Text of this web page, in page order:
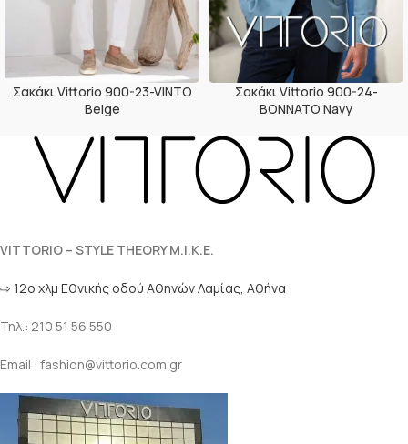
Σακάκι Vittorio 900-23-VINTO
Beige
Σακάκι Vittorio 900-24-
BONNATO Navy
VITTORIO – STYLE THEORY M.I.K.E.
⇨ 12ο χλμ Eθνικής οδού Αθηνών Λαμίας, Αθήνα
Τηλ.: 210 51 56 550
Email : fashion@vittorio.com.gr